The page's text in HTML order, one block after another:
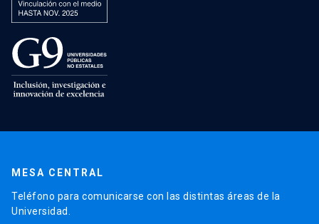
MESA CENTRAL
Teléfono para comunicarse con las distintas áreas de la
Universidad.